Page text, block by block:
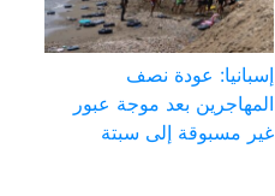
إسبانيا: عودة نصف
المهاجرين بعد موجة عبور
غير مسبوقة إلى سبتة